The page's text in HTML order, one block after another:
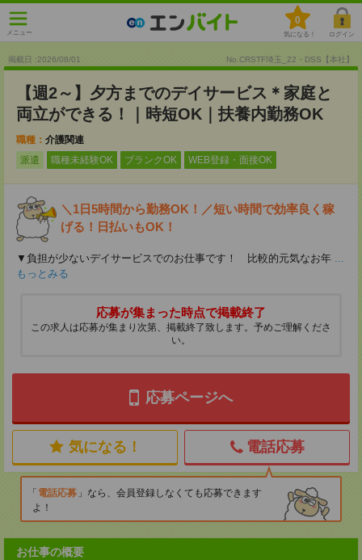
メニュー
0
気になる！ ログイン
掲載日 :2026/08/01 No.CRSTF埼玉_22・DSS【本社】
【週2～】夕方までのデイサービス＊家庭と
両立ができる！｜時短OK｜扶養内勤務OK
職種： 介護関連
派遣
職種未経験OK ブランクOK WEB登録・面接OK
＼1日5時間から勤務OK！／短い時間で効率良く稼
げる！日払いもOK！
▼負担が少ないデイサービスでのお仕事です！ 比較的元気なお年 ...
もっとみる
応募が集まった時点で掲載終了
この求人は応募が集まり次第、掲載終了致します。予めご理解くださ
い。
応募ページへ
気になる！ 電話応募
電話応募
なら、会員登録しなくても応募できます
よ！
お仕事の概要